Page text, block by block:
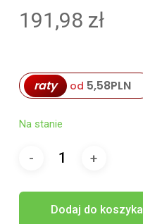
191,98 zł
raty od 5,58PLN
Na stanie
Dodaj do koszyka